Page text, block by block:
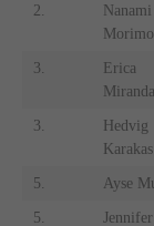
2.
Nanami
3.
Erica
Miranda
3.
Hedvig
Karakas
5. Ayse
5.
Jennifer